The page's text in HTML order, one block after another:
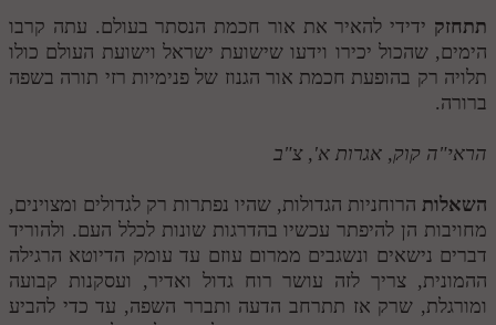
תתחזק ידידי להאיר את אור חכמת הנסתר בעולם. עתה קרבו
הימים, שהכול יכירו וידעו שישועת ישראל וישועת העולם כולו
תלויה רק בהופעת חכמת אור הגנוז של פנימיות רזי תורה בשפה
ברורה.
הראי"ה קוק, אגרות א', צ"ב
השאלות הרוחניות הגדולות, שהיו נפתרות רק לגדולים ומצוינים,
מחויבות הן להיפתר עכשיו בהדרגות שונות לכלל העם. ולהוריד
דברים נישאים ונשגבים ממרום עוזם עד עומק הדיוטא הרגילה
ההמונית, צריך לזה עושר רוח גדול ואדיר, ועסקנות קבועה
ומורגלת, שרק אז תתרחב הדעה ותברר השפה, עד כדי להביע